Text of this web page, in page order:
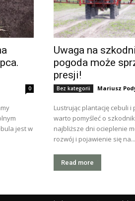
0
jest w
Uwaga na
pogoda może
presji!
Bez kategorii Mariusz
Lustrując plantację cebuli
warto pomyśleć o
najbliższe dni ocieplenie
rozwój i pojawienie się na...
Read more